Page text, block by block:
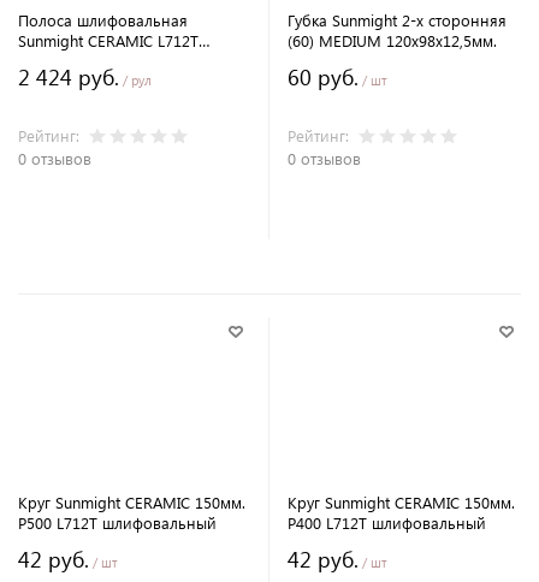
Полоса шлифовальная
Sunmight CERAMIC L712T
перфорацией 12м.
2 424 руб. / рул
Рейтинг:
0 отзывов
Губка Sunmight 2-х сторонняя
(60) MEDIUM 120х98х12,5мм.
60 руб. / шт
Рейтинг:
0 отзывов
Круг Sunmight CERAMIC 150мм.
P500 L712T шлифовальный
42 руб. / шт
Круг Sunmight CERAMIC 150мм.
P400 L712T шлифовальный
42 руб. / шт